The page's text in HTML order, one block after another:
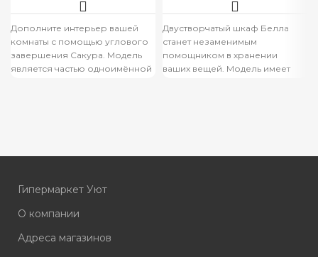
Дополните интерьер вашей
комнаты с помощью углового
завершения Сакура. Модель
является частью одноимённой
Двустворчатый шкаф Белла
станет незаменимым
помощником в хранении
ваших вещей. Модель имеет
Гипермаркет Уют
О компании
Адреса магазинов